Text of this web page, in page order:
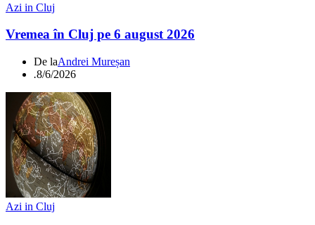
Azi in Cluj
Vremea în Cluj pe 6 august 2026
De laAndrei Mureșan
.8/6/2026
Azi in Cluj